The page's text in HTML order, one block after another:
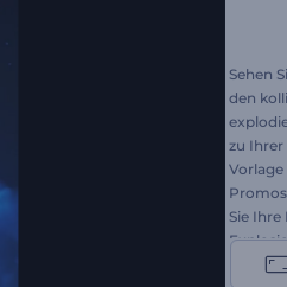
Sehen
den
zu Ihrer
Vorlage
Sie